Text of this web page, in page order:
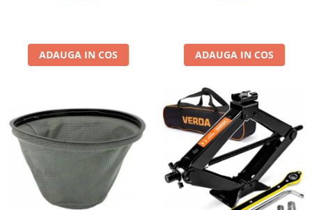
ADAUGA IN COS ADAUGA IN COS